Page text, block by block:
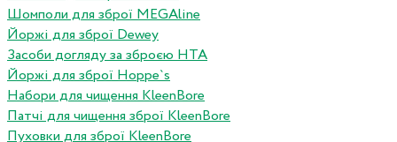
Шомполи для зброї MEGAline
Йоржі для зброї Dewey
Засоби догляду за зброєю HTA
Йоржі для зброї Hoppe`s
Набори для чищення KleenBore
Патчі для чищення зброї KleenBore
Пуховки для зброї KleenBore